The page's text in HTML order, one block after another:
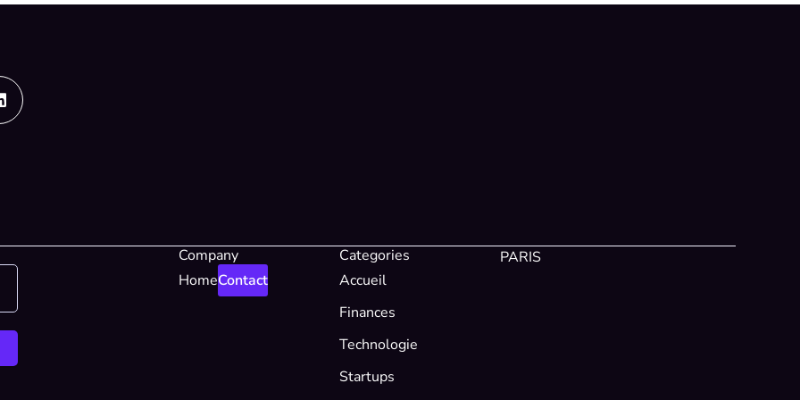
Company
HomeContact
Categories
Accueil
Finances
Technologie
Startups
PARIS